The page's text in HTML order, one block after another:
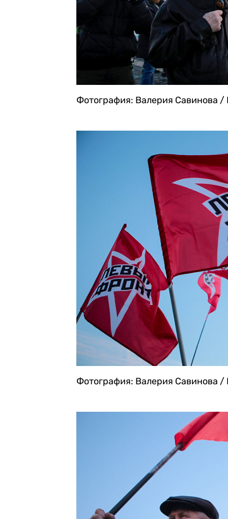
Фотография: Валерия Савинова /
Фотография: Валерия Савинова /